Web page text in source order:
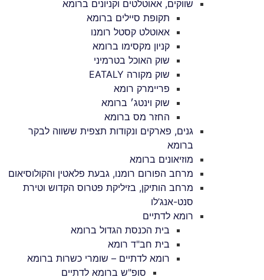
שווקים, אאוטלטים וקניונים ברומא
תקופת סיילים ברומא
אאוטלט קסטל רומנו
קניון מקסימו ברומא
שוק האוכל בטרמיני
שוק מקורה EATALY
פריימרק רומא
שוק וינטג׳ ברומא
החזר מס ברומא
גנים, פארקים ונקודות תצפית ששווה לבקר
ברומא
מוזיאונים ברומא
מרחב הפורום רומנו, גבעת פלאטין והקולוסיאום
מרחב הותיקן, בזיליקת פטרוס הקדוש וטירת
סנט-אנג’לו
רומא לדתיים
בית הכנסת הגדול ברומא
בית חב"ד רומא
רומא לדתיים – שומרי כשרות ברומא
סופ"ש ברומא לדתיים